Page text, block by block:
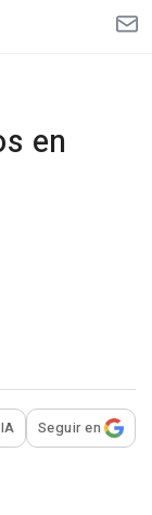
en
para
IA Seguir en